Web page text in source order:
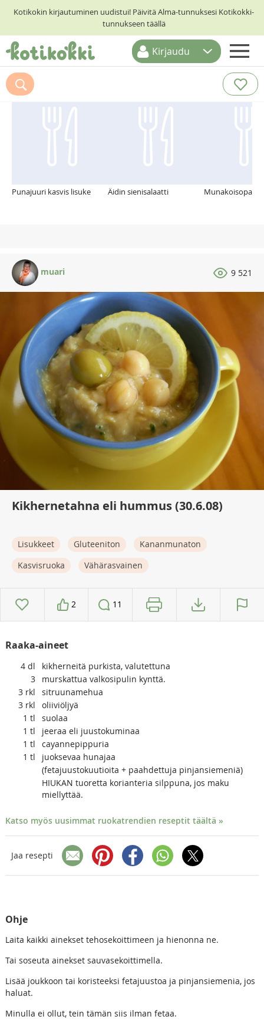
Kotikokin kirjautuminen uudistui! Päivitä Alma-tunnuksesi Kotikokki-
tunnukseen täällä
ETUSIVU
RESEPTIHAKU
Kirjaudu
Suosittelemme myös
Punajuuri kasvis lisuke Äidin sienisalaatti
muari 9 521
Kikhernetahna eli hummus (30.6.08)
Lisukkeet Gluteeniton
Kananmunaton
Kasvisruoka
Vähärasvainen
2 11
Raaka-aineet
4 dl
kikherneitä purkista, valutettuna
3
murskattua valkosipulin kynttä.
3 rkl
sitruunamehua
3 rkl
oliiviöljyä
1 tl
suolaa
1 tl
jeeraa eli juustokuminaa
1 tl
cayannepippuria
1 tl
juoksevaa hunajaa
(fetajuustokuutioita + paahdettuja pinjansiemeniä)
HIUKAN tuoretta korianteria silppuna, jos maku
miellyttää.
Katso myös uusimmat ruokatrendien reseptit täältä »
Jaa resepti
Ohje
Laita kaikki ainekset tehosekoittimeen ja hienonna ne.
Tai soseuta ainekset sauvasekoittimella.
Lisää joukkoon tai koristeeksi fetajuustoa ja pinjansiemenia, jos
haluat.
Minulla ei ollut, tein tämän siis ilman fetaa.